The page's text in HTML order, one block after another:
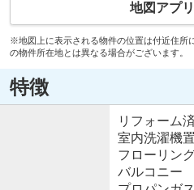
地図アプ
※地図上に表示される物件の位置は付近住所
の物件所在地とは異なる場合がございます。
特徴
リフォーム済
室内洗濯機
フローリン
バルコニー